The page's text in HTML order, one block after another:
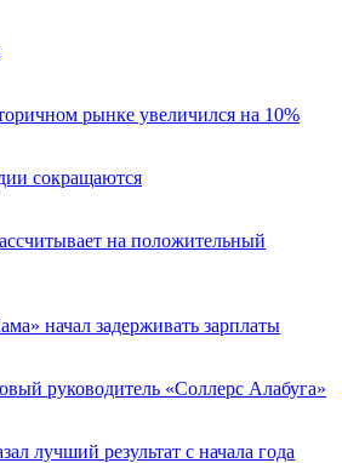
рынке увеличился на 10%
сокращаются
на положительный
начал задерживать зарплаты
руководитель «Соллерс Алабуга»
лучший результат с начала года